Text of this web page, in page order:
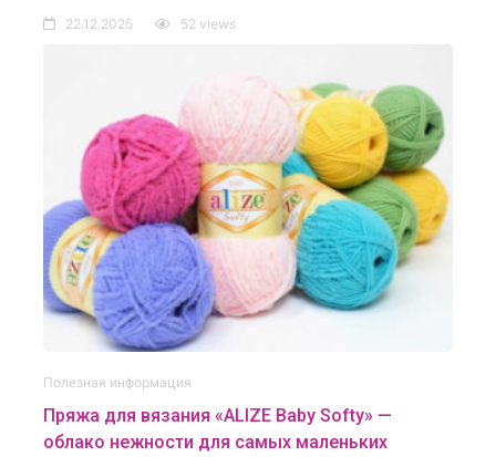
22.12.2025 52 views
Полезная информация
Пряжа для вязания «ALIZE Baby Softy» —
облако нежности для самых маленьких